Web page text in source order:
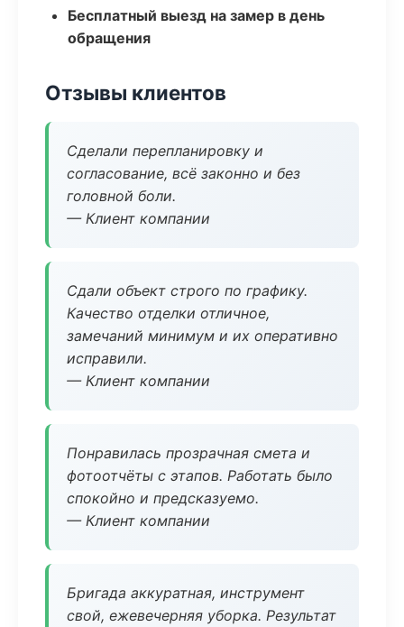
Бесплатный выезд на замер в день
обращения
Отзывы клиентов
Сделали перепланировку и
согласование, всё законно и без
головной боли.
— Клиент компании
Сдали объект строго по графику.
Качество отделки отличное,
замечаний минимум и их оперативно
исправили.
— Клиент компании
Понравилась прозрачная смета и
фотоотчёты с этапов. Работать было
спокойно и предсказуемо.
— Клиент компании
Бригада аккуратная, инструмент
свой, ежевечерняя уборка. Результат